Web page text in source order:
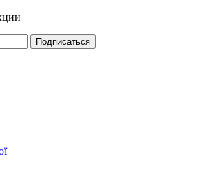
Подписаться